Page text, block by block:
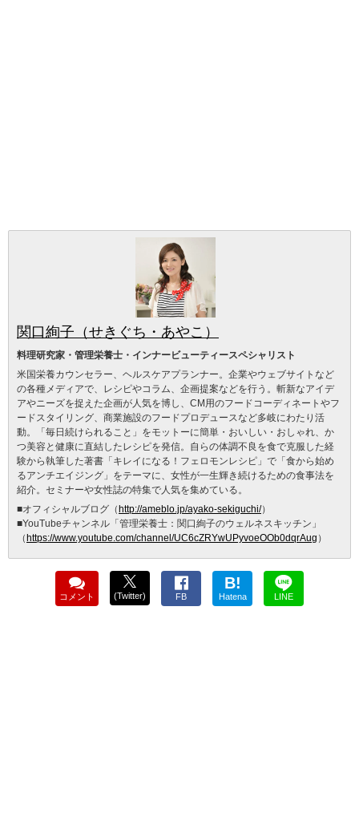
関口絢子（せきぐち・あやこ）
料理研究家・管理栄養士・インナービューティースペシャリスト
米国栄養カウンセラー、ヘルスケアプランナー。企業やウェブサイトなど
の各種メディアで、レシピやコラム、企画提案などを行う。斬新なアイデ
アやニーズを捉えた企画が人気を博し、CM用のフードコーディネートやフ
ードスタイリング、商業施設のフードプロデュースなど多岐にわたり活
動。「毎日続けられること」をモットーに簡単・おいしい・おしゃれ、か
つ美容と健康に直結したレシピを発信。自らの体調不良を食で克服した経
験から執筆した著書「キレイになる！フェロモンレシピ」で「食から始め
るアンチエイジング」をテーマに、女性が一生輝き続けるための食事法を
紹介。セミナーや女性誌の特集で人気を集めている。
■オフィシャルブログ（ http://ameblo.jp/ayako-sekiguchi/）
■YouTubeチャンネル「管理栄養士：関口絢子のウェルネスキッチン」
（ https://www.youtube.com/channel/UC6cZRYwUPyvoeOOb0dqrAug ）
コメント (Twitter) FB
B!
Hatena LINE